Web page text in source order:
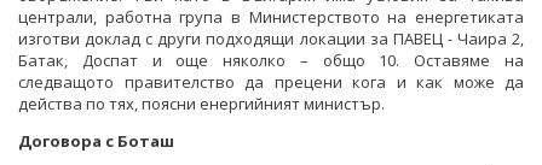
централи, работна група в Министерството на енергетиката
изготви доклад с други подходящи локации за ПАВЕЦ - Чаира 2,
Батак, Доспат и още няколко – общо 10. Оставяме на
следващото правителство да прецени кога и как може да
действа по тях, поясни енергийният министър.
Договора с Боташ